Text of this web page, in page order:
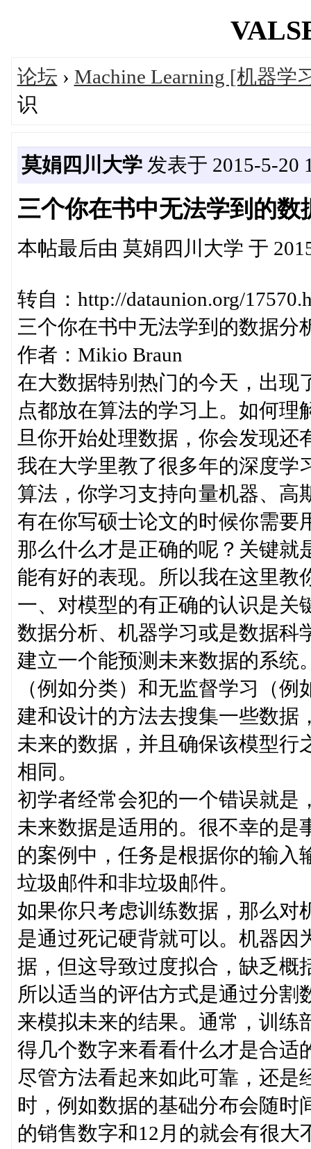
论坛 › Machine Learning [机器学
识
莫娟四川大学发表于 2015-5-20
三个你在书中无法学到的数
本帖最后由 莫娟四川大学 于
转自：http://dataunion.org/
三个你在书中无法学到的数据分
作者：Mikio Braun
在大数据特别热门的今天，出现
点都放在算法的学习上。如何理
旦你开始处理数据，你会发现还
我在大学里教了很多年的深度学
算法，你学习支持向量机器、高
有在你写硕士论文的时候你需要
那么什么才是正确的呢？关键就
能有好的表现。所以我在这里教
一、对模型的有正确的认识是关
数据分析、机器学习或是数据科
建立一个能预测未来数据的系统
（例如分类）和无监督学习（
建和设计的方法去搜集一些数据
未来的数据，并且确保该模型行
相同。
初学者经常会犯的一个错误就是
未来数据是适用的。很不幸的是
的案例中，任务是根据你的输入
垃圾邮件和非垃圾邮件。
如果你只考虑训练数据，那么对
是通过死记硬背就可以。机器因
据，但这导致过度拟合，缺乏概
所以适当的评估方式是通过分割
来模拟未来的结果。通常，训练
得几个数字来看看什么才是合适
尽管方法看起来如此可靠，还是
时，例如数据的基础分布会随时
的销售数字和12月的就会有很